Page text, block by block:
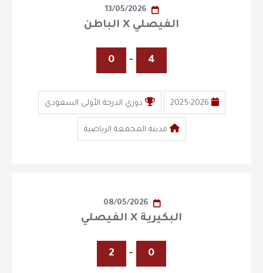
13/05/2026
الفيصلي X الباطن
4
-
0
2025-2026 دوري الدرجة الأولى السعودي
مدينة المجمعة الرياضية
08/05/2026
البكيرية X الفيصلي
0
-
2